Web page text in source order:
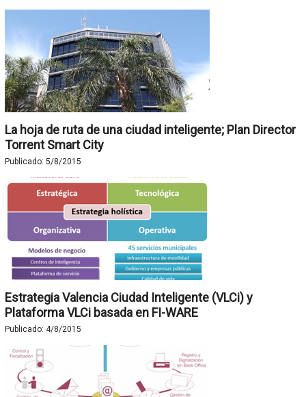
La hoja de ruta de una ciudad inteligente; Plan Director
Torrent Smart City
Publicado: 5/8/2015
Estrategia Valencia Ciudad Inteligente (VLCi) y
Plataforma VLCi basada en FI-WARE
Publicado: 4/8/2015